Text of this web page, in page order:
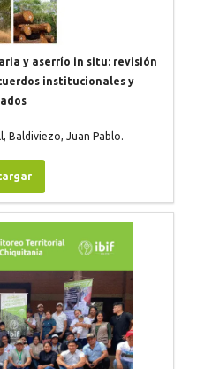
y aserrío in situ: revisión
institucionales y
Baldiviezo, Juan Pablo.